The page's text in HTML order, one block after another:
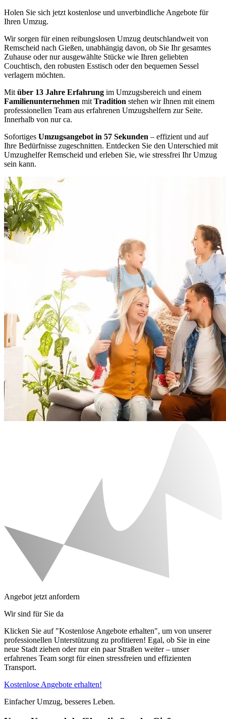
Holen Sie sich jetzt kostenlose und unverbindliche Angebote für
Ihren Umzug.
Wir sorgen für einen reibungslosen Umzug deutschlandweit von
Remscheid nach Gießen, unabhängig davon, ob Sie Ihr gesamtes
Zuhause oder nur ausgewählte Stücke wie Ihren geliebten
Couchtisch, den robusten Esstisch oder den bequemen Sessel
verlagern möchten.
Mit über 13 Jahre Erfahrung im Umzugsbereich und einem
Familienunternehmen mit Tradition stehen wir Ihnen mit einem
professionellen Team aus erfahrenen Umzugshelfern zur Seite.
Innerhalb von nur ca.
Sofortiges Umzugsangebot in 57 Sekunden – effizient und auf
Ihre Bedürfnisse zugeschnitten. Entdecken Sie den Unterschied mit
Umzughelfer Remscheid und erleben Sie, wie stressfrei Ihr Umzug
sein kann.
Angebot jetzt anfordern
Wir sind für Sie da
Klicken Sie auf "Kostenlose Angebote erhalten", um von unserer
professionellen Unterstützung zu profitieren! Egal, ob Sie in eine
neue Stadt ziehen oder nur ein paar Straßen weiter – unser
erfahrenes Team sorgt für einen stressfreien und effizienten
Transport.
Kostenlose Angebote erhalten!
Einfacher Umzug, besseres Leben.